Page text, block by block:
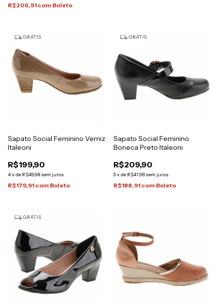
R$206,91 com Boleto
GRÁTIS
Sapato Social Feminino Verniz
Italeoni
R$199,90
4x de R$49,98 sem juros
R$179,91 com Boleto
GRÁTIS
Sapato Social Feminino
Boneca Preto Italeoni
R$209,90
5x de R$41,98 sem juros
R$188,91 com Boleto
GRÁTIS